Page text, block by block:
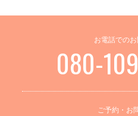
お電話での
080-
ご予約・お